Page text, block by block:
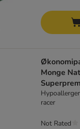
Monge
racer
Not Rated